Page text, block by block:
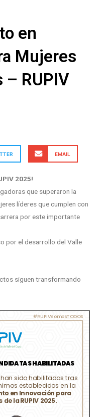
en
Mujeres
– RUPIV
EMAIL
2025!
que superaron la
líderes que cumplen con
por este importante
por el desarrollo del Valle
siguen transformando